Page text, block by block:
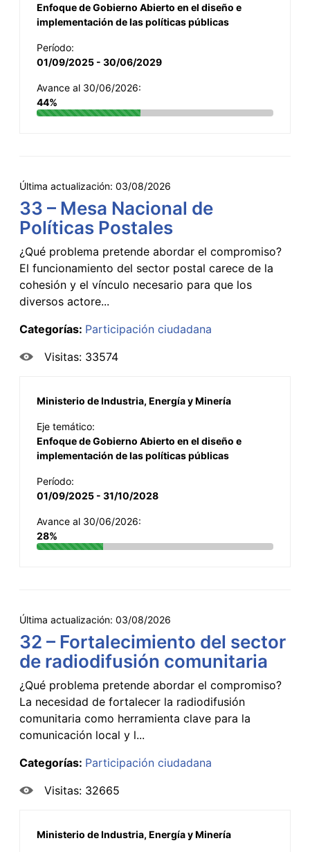
Enfoque de Gobierno Abierto en el diseño e
implementación de las políticas públicas
Período:
01/09/2025 - 30/06/2029
Avance al 30/06/2026:
44%
Última actualización: 03/08/2026
33 – Mesa Nacional de
Políticas Postales
¿Qué problema pretende abordar el compromiso?
El funcionamiento del sector postal carece de la
cohesión y el vínculo necesario para que los
diversos actore...
Categorías: Participación ciudadana
Visitas: 33574
Ministerio de Industria, Energía y Minería
Eje temático:
Enfoque de Gobierno Abierto en el diseño e
implementación de las políticas públicas
Período:
01/09/2025 - 31/10/2028
Avance al 30/06/2026:
28%
Última actualización: 03/08/2026
32 – Fortalecimiento del sector
de radiodifusión comunitaria
¿Qué problema pretende abordar el compromiso?
La necesidad de fortalecer la radiodifusión
comunitaria como herramienta clave para la
comunicación local y l...
Categorías: Participación ciudadana
Visitas: 32665
Ministerio de Industria, Energía y Minería